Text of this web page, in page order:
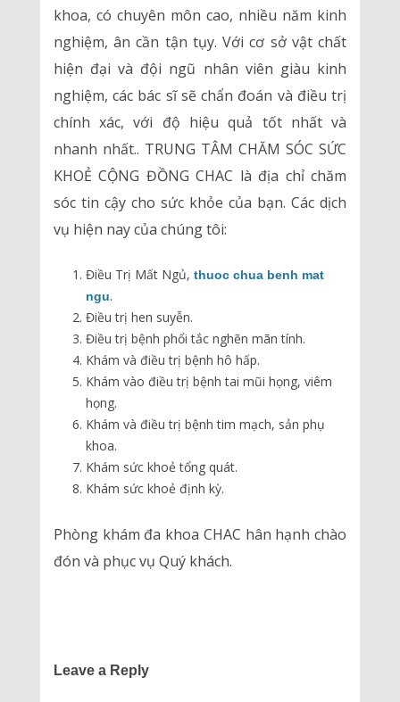
khoa, có chuyên môn cao, nhiều năm kinh
nghiệm, ân cần tận tụy. Với cơ sở vật chất
hiện đại và đội ngũ nhân viên giàu kinh
nghiệm, các bác sĩ sẽ chẩn đoán và điều trị
chính xác, với độ hiệu quả tốt nhất và
nhanh nhất.. TRUNG TÂM CHĂM SÓC SỨC
KHOẺ CỘNG ĐỒNG CHAC là địa chỉ chăm
sóc tin cậy cho sức khỏe của bạn. Các dịch
vụ hiện nay của chúng tôi:
Điều Trị Mất Ngủ, thuoc chua benh mat
ngu.
Điều trị hen suyễn.
Điều trị bệnh phổi tắc nghẽn mãn tính.
Khám và điều trị bệnh hô hấp.
Khám vào điều trị bệnh tai mũi họng, viêm
họng.
Khám và điều trị bệnh tim mạch, sản phụ
khoa.
Khám sức khoẻ tổng quát.
Khám sức khoẻ định kỳ.
Phòng khám đa khoa CHAC hân hạnh chào
đón và phục vụ Quý khách.
Leave a Reply